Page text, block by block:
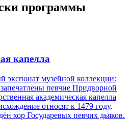
программы
капелла
музейной коллекции:
певчие Придворной
академическая капелла
относят к 1479 году,
хор Государевых певчих дьяков.